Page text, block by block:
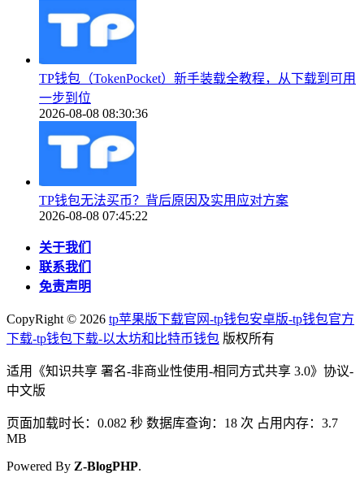
TP钱包（TokenPocket）新手装载全教程，从下载到可用
一步到位
2026-08-08 08:30:36
TP钱包无法买币？背后原因及实用应对方案
2026-08-08 07:45:22
关于我们
联系我们
免责声明
CopyRight © 2026 tp苹果版下载官网-tp钱包安卓版-tp钱包官方
下载-tp钱包下载-以太坊和比特币钱包 版权所有
适用《知识共享 署名-非商业性使用-相同方式共享 3.0》协议-
中文版
页面加载时长：0.082 秒 数据库查询：18 次 占用内存：3.7
MB
Powered By Z-BlogPHP.